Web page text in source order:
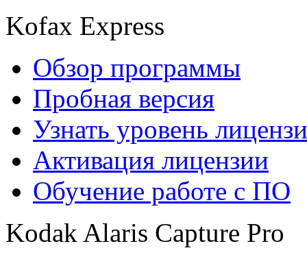
Kofax Express
Обзор программы
Пробная версия
Узнать уровень
Активация лицензии
Обучение работе с ПО
Kodak Alaris Capture Pro